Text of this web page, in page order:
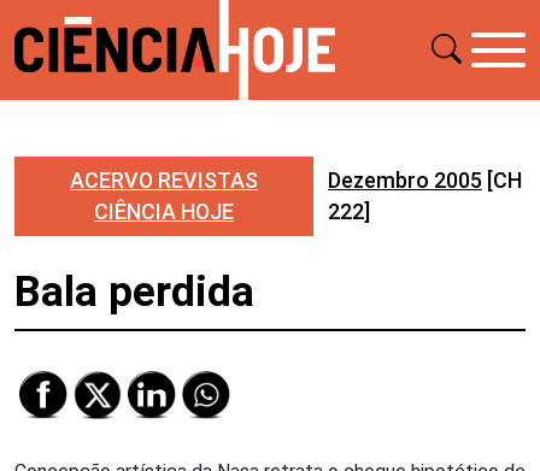
ACERVO REVISTAS
CIÊNCIA HOJE
Dezembro 2005 [CH
222]
Bala perdida